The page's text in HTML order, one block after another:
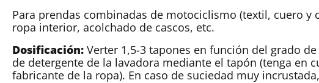
Para prendas combinadas de motociclismo (textil, cuero y
ropa interior, acolchado de cascos, etc.
Dosificación: Verter 1,5-3 tapones en función del grado
de detergente de la lavadora mediante el tapón (tenga en
fabricante de la ropa). En caso de suciedad muy